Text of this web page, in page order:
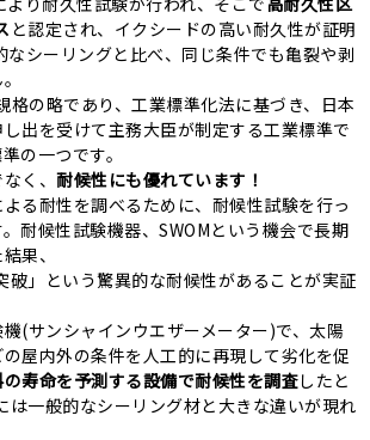
と認定され、イクシードの高い耐久性が証明
なシーリングと比べ、同じ条件でも亀裂や剥
の略であり、工業標準化法に基づき、日本
出を受けて主務大臣が制定する工業標準で
の一つです。
なく、耐候性にも優れています！
る耐性を調べるために、耐候性試験を行っ
耐候性試験機器、SWOMという機会で長期
果、
破」という驚異的な耐候性があることが実証
(サンシャインウエザーメーター)で、太陽
屋内外の条件を人工的に再現して劣化を促
の寿命を予測する設備で耐候性を調査したと
は一般的なシーリング材と大きな違いが現れ